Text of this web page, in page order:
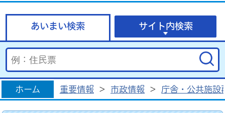
あいまい検索 サイト内検索
ホーム 重要情報 > 市政情報 > 庁舎・公共施設